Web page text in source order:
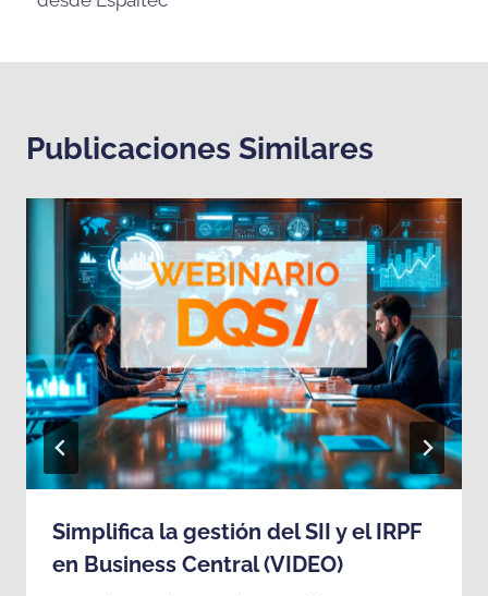
Publicaciones Similares
Simplifica la gestión del SII y el IRPF
en Business Central (VIDEO)